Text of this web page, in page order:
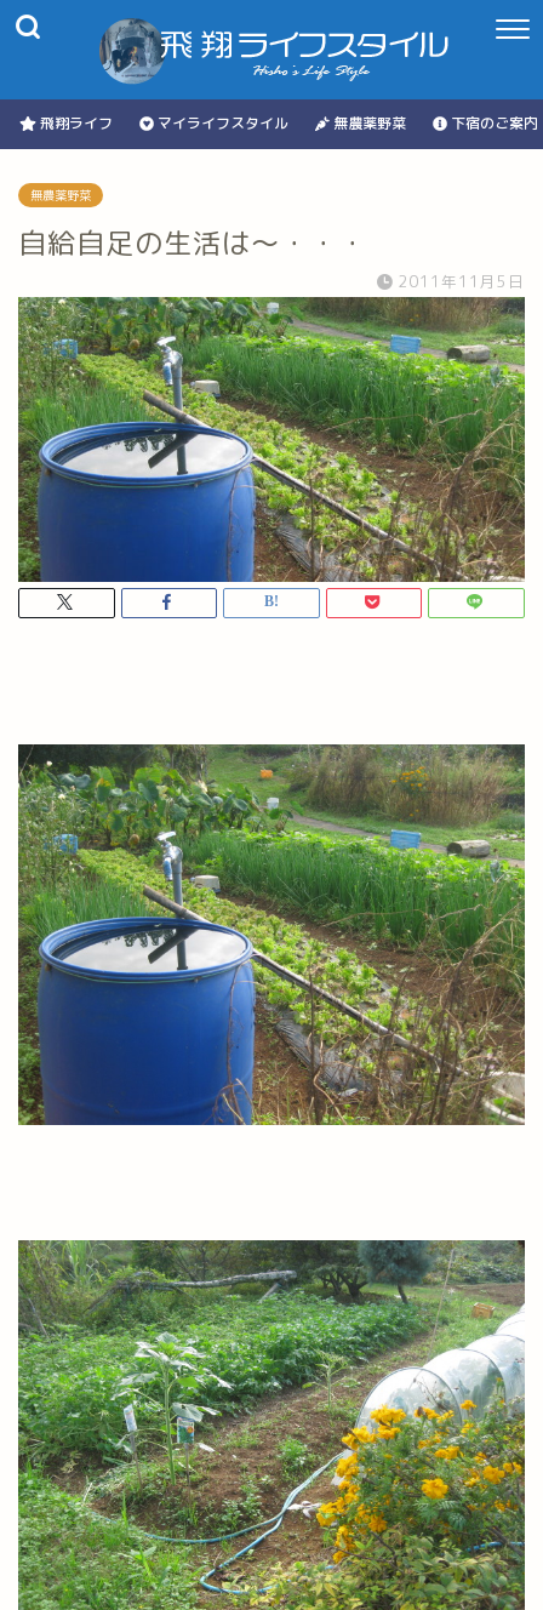
飛翔ライフ マイライフスタイル 無農薬野菜 下宿のご案内
無農薬野菜
自給自足の生活は～・・・
2011年11月5日